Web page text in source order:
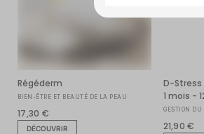
Régéderm
BIEN-ÊTRE ET BEAUTÉ DE LA PEAU
17,30 €
DÉCOUVRIR
D-Stress
1 mois -
GESTION DU
21,90 €